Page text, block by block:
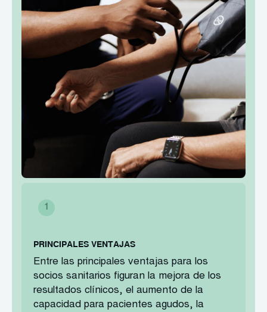
PRINCIPALES VENTAJAS
Entre las principales ventajas para los
socios sanitarios figuran la mejora de los
resultados clínicos, el aumento de la
capacidad para pacientes agudos, la